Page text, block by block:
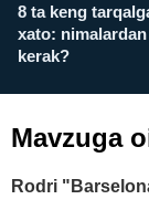
8 ta keng
xato:
kerak?
Mavzuga
Rodri